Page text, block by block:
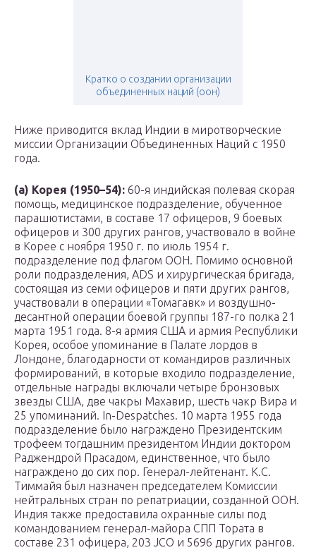
Кратко о создании организации
объединенных наций (оон)
Ниже приводится вклад Индии в миротворческие
миссии Организации Объединенных Наций с 1950
года.
(а) Корея (1950–54): 60-я индийская полевая скорая
помощь, медицинское подразделение, обученное
парашютистами, в составе 17 офицеров, 9 боевых
офицеров и 300 других рангов, участвовало в войне
в Корее с ноября 1950 г. по июль 1954 г.
подразделение под флагом ООН. Помимо основной
роли подразделения, ADS и хирургическая бригада,
состоящая из семи офицеров и пяти других рангов,
участвовали в операции «Томагавк» и воздушно-
десантной операции боевой группы 187-го полка 21
марта 1951 года. 8-я армия США и армия Республики
Корея, особое упоминание в Палате лордов в
Лондоне, благодарности от командиров различных
формирований, в которые входило подразделение,
отдельные награды включали четыре бронзовых
звезды США, две чакры Махавир, шесть чакр Вира и
25 упоминаний. In-Despatches. 10 марта 1955 года
подразделение было награждено Президентским
трофеем тогдашним президентом Индии доктором
Раджендрой Прасадом, единственное, что было
награждено до сих пор. Генерал-лейтенант. К.С.
Тиммайя был назначен председателем Комиссии
нейтральных стран по репатриации, созданной ООН.
Индия также предоставила охранные силы под
командованием генерал-майора СПП Тората в
составе 231 офицера, 203 JCO и 5696 других рангов.